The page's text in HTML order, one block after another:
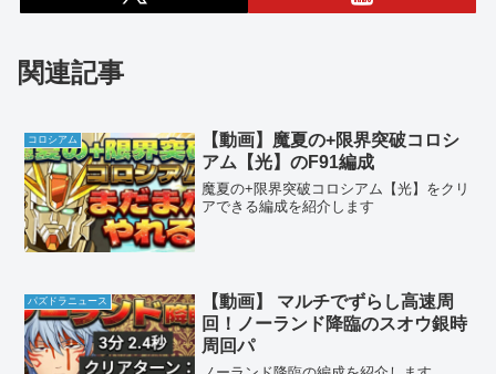
関連記事
コロシアム
【動画】魔夏の+限界突破コロシ
アム【光】のF91編成
魔夏の+限界突破コロシアム【光】をクリ
アできる編成を紹介します
パズドラニュース
【動画】 マルチでずらし高速周
回！ノーランド降臨のスオウ銀時
周回パ